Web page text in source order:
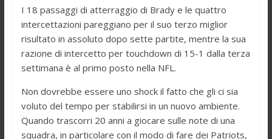
I 18 passaggi di atterraggio di Brady e le quattro
intercettazioni pareggiano per il suo terzo miglior
risultato in assoluto dopo sette partite, mentre la sua
razione di intercetto per touchdown di 15-1 dalla terza
settimana è al primo posto nella NFL.
Non dovrebbe essere uno shock il fatto che gli ci sia
voluto del tempo per stabilirsi in un nuovo ambiente.
Quando trascorri 20 anni a giocare sulle note di una
squadra, in particolare con il modo di fare dei Patriots,